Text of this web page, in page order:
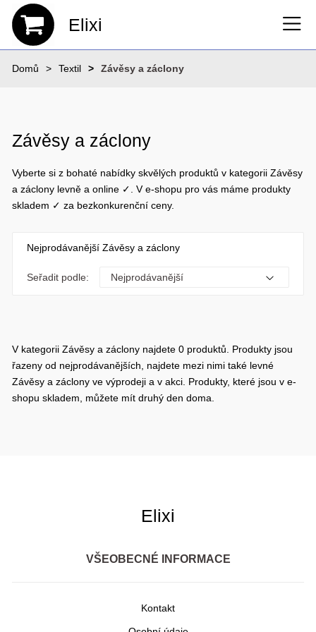
Elixi
Domů Textil Závěsy a záclony
Závěsy a záclony
Vyberte si z bohaté nabídky skvělých produktů v kategorii Závěsy
a záclony levně a online ✓. V e-shopu pro vás máme produkty
skladem ✓ za bezkonkurenční ceny.
Nejprodávanější Závěsy a záclony
Seřadit podle:
V kategorii Závěsy a záclony najdete 0 produktů. Produkty jsou
řazeny od nejprodávanějších, najdete mezi nimi také levné
Závěsy a záclony ve výprodeji a v akci. Produkty, které jsou v e-
shopu skladem, můžete mít druhý den doma.
Elixi
VŠEOBECNÉ INFORMACE
Kontakt